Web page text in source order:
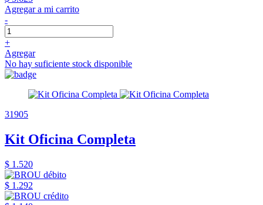
Agregar a mi carrito
-
+
Agregar
No hay suficiente stock disponible
31905
Kit Oficina Completa
$ 1.520
$ 1.292